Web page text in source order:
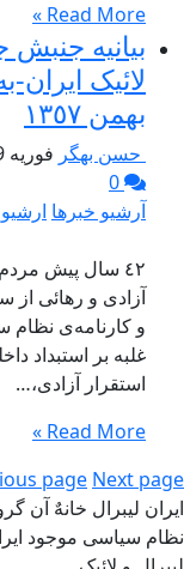
Read More »
بيانيه
بهمن ١٣٥٧
حسن بهگر فوریه 9, 2021
آرشیو خبرها
٤٢ سال پيش
آزادى و رهائى از
و كارنامه‌ی نظام
غلبه بر استبداد
استقرار آزادى،…
Read More »
page Next page
ایران لیبرال خانهٌ آن
نظام سیاسی موجود